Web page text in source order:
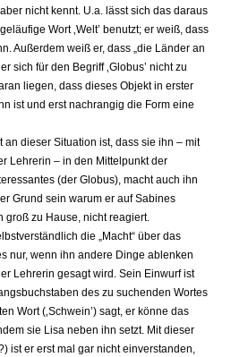
nicht kennt. U.a. lässt sich das daraus
Wort ‚Welt’ benutzt; er weiß, dass
Außerdem weiß er, dass „die Länder an
sich für den Begriff ‚Globus’ nicht zu
liegen, dass dieses Objekt in erster
ist und erst nachrangig die Form eine
an dieser Situation ist, dass sie ihn – mit
Lehrerin – in den Mittelpunkt der
(der Globus), macht auch ihn
Grund sein warum er auf Sabines
groß zu Hause, nicht reagiert.
die „Macht“ über das
nur, wenn ihn andere Dinge ablenken
Lehrerin gesagt wird. Sein Einwurf ist
des zu suchenden Wortes
Wort (‚Schwein’) sagt, er könne das
sie Lisa neben ihn setzt. Mit dieser
ist er erst mal gar nicht einverstanden,